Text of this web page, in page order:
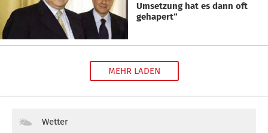
Umsetzung hat es dann oft
gehapert“
MEHR LADEN
Wetter